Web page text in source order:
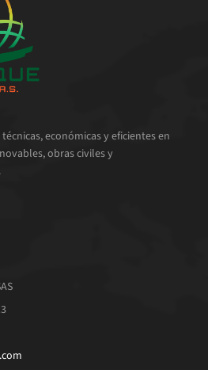
económicas y eficientes en
obras civiles y